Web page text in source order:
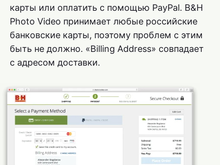
карты или оплатить с помощью PayPal. B&H
Photo Video принимает любые российские
банковские карты, поэтому проблем с этим
быть не должно. «Billing Address» совпадает
с адресом доставки.